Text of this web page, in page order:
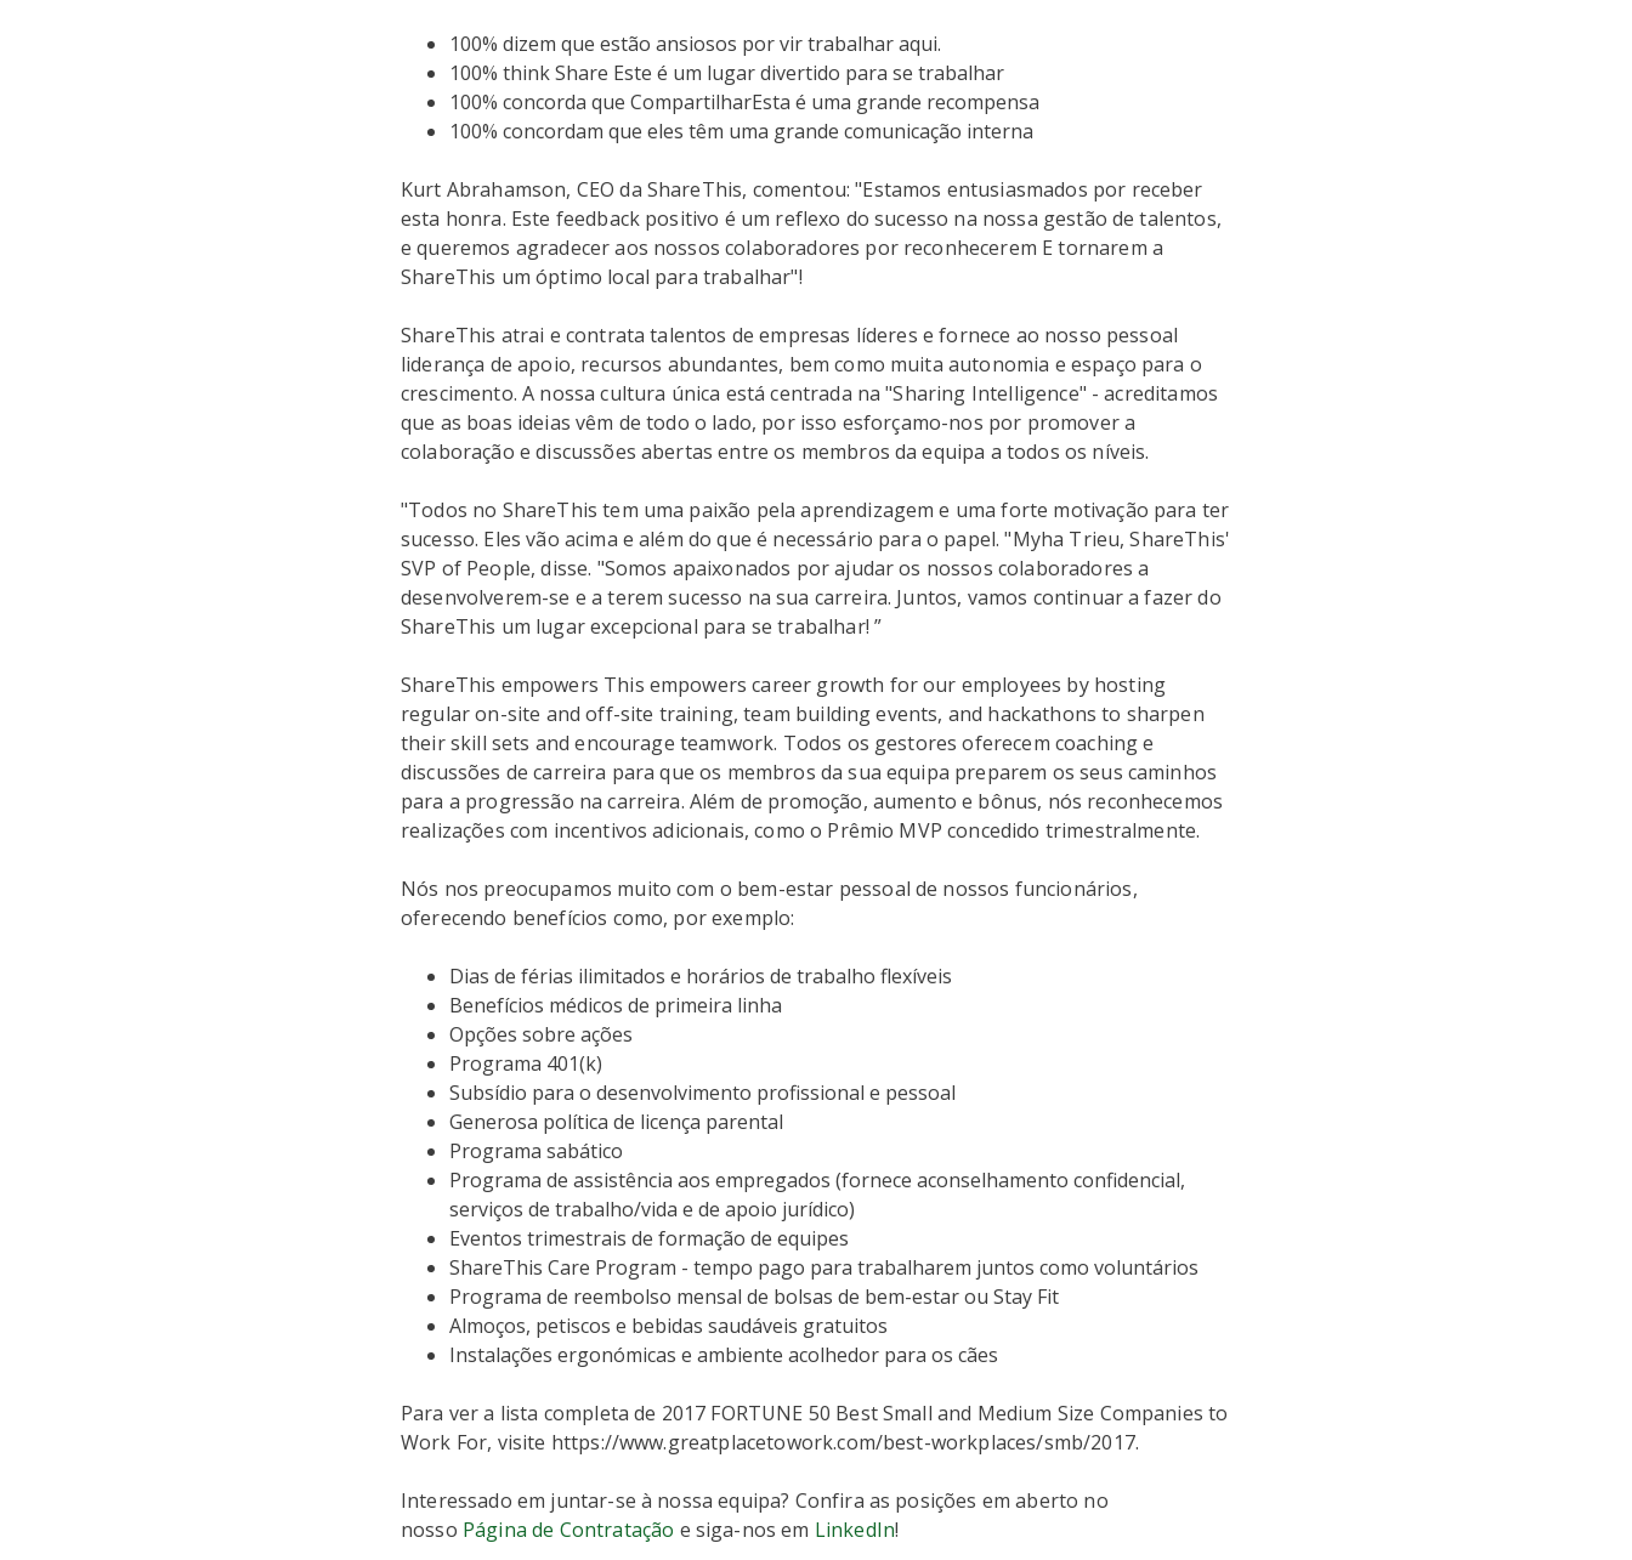
100% dizem que estão ansiosos por vir trabalhar aqui.
100% think Share Este é um lugar divertido para se trabalhar
100% concorda que CompartilharEsta é uma grande recompensa
100% concordam que eles têm uma grande comunicação interna
Kurt Abrahamson, CEO da ShareThis, comentou: "Estamos entusiasmados por receber
esta honra. Este feedback positivo é um reflexo do sucesso na nossa gestão de talentos,
e queremos agradecer aos nossos colaboradores por reconhecerem E tornarem a
ShareThis um óptimo local para trabalhar"!
ShareThis atrai e contrata talentos de empresas líderes e fornece ao nosso pessoal
liderança de apoio, recursos abundantes, bem como muita autonomia e espaço para o
crescimento. A nossa cultura única está centrada na "Sharing Intelligence" - acreditamos
que as boas ideias vêm de todo o lado, por isso esforçamo-nos por promover a
colaboração e discussões abertas entre os membros da equipa a todos os níveis.
"Todos no ShareThis tem uma paixão pela aprendizagem e uma forte motivação para ter
sucesso. Eles vão acima e além do que é necessário para o papel. "Myha Trieu, ShareThis'
SVP of People, disse. "Somos apaixonados por ajudar os nossos colaboradores a
desenvolverem-se e a terem sucesso na sua carreira. Juntos, vamos continuar a fazer do
ShareThis um lugar excepcional para se trabalhar! ”
ShareThis empowers This empowers career growth for our employees by hosting
regular on-site and off-site training, team building events, and hackathons to sharpen
their skill sets and encourage teamwork. Todos os gestores oferecem coaching e
discussões de carreira para que os membros da sua equipa preparem os seus caminhos
para a progressão na carreira. Além de promoção, aumento e bônus, nós reconhecemos
realizações com incentivos adicionais, como o Prêmio MVP concedido trimestralmente.
Nós nos preocupamos muito com o bem-estar pessoal de nossos funcionários,
oferecendo benefícios como, por exemplo:
Dias de férias ilimitados e horários de trabalho flexíveis
Benefícios médicos de primeira linha
Opções sobre ações
Programa 401(k)
Subsídio para o desenvolvimento profissional e pessoal
Generosa política de licença parental
Programa sabático
Programa de assistência aos empregados (fornece aconselhamento confidencial,
serviços de trabalho/vida e de apoio jurídico)
Eventos trimestrais de formação de equipes
ShareThis Care Program - tempo pago para trabalharem juntos como voluntários
Programa de reembolso mensal de bolsas de bem-estar ou Stay Fit
Almoços, petiscos e bebidas saudáveis gratuitos
Instalações ergonómicas e ambiente acolhedor para os cães
Para ver a lista completa de 2017 FORTUNE 50 Best Small and Medium Size Companies to
Work For, visite https://www.greatplacetowork.com/best-workplaces/smb/2017.
Interessado em juntar-se à nossa equipa? Confira as posições em aberto no
nosso Página de Contratação e siga-nos em LinkedIn!